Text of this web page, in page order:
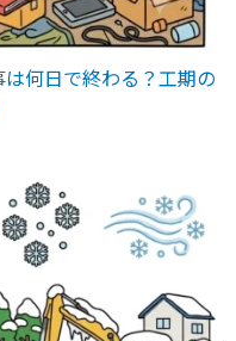
は何日で終わる？工期の